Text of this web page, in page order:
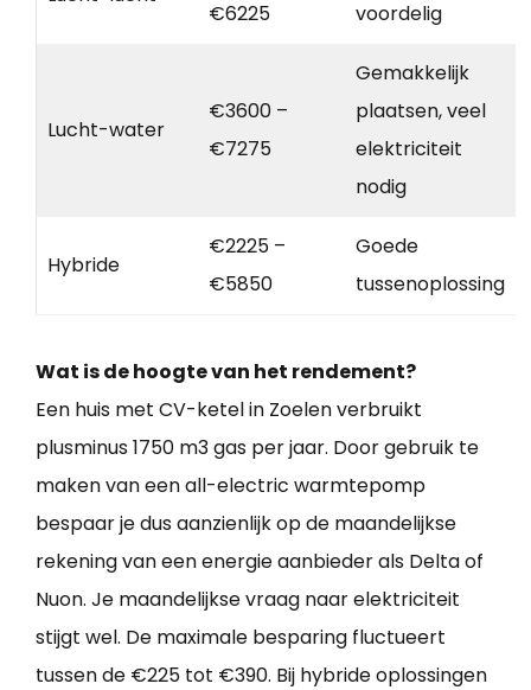
€6225
voordelig
Lucht-water
€3600 –
€7275
Gemakkelijk
plaatsen, veel
elektriciteit
nodig
Hybride
€2225 –
€5850
Goede
tussenoplossing
Wat is de hoogte van het rendement?
Een huis met CV-ketel in Zoelen verbruikt
plusminus 1750 m3 gas per jaar. Door gebruik te
maken van een all-electric warmtepomp
bespaar je dus aanzienlijk op de maandelijkse
rekening van een energie aanbieder als Delta of
Nuon. Je maandelijkse vraag naar elektriciteit
stijgt wel. De maximale besparing fluctueert
tussen de €225 tot €390. Bij hybride oplossingen